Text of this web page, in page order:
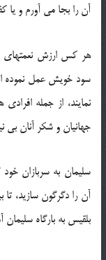
آن را بجا می آورم و یا
هر كس ارزش نعمتهای
سود خویش عمل نموده
نمایند، از جمله
جهانیان و شكر آنان بی
سلیمان به سربازان
آن را دگرگون سازید،
بلقیس به بارگاه